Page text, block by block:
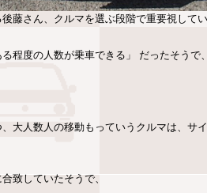
藤さん、クルマを選ぶ段階で重要視してい
程度の人数が乗車できる」 だったそうで、
大人数人の移動もっていうクルマは、サ
致していたそうで、